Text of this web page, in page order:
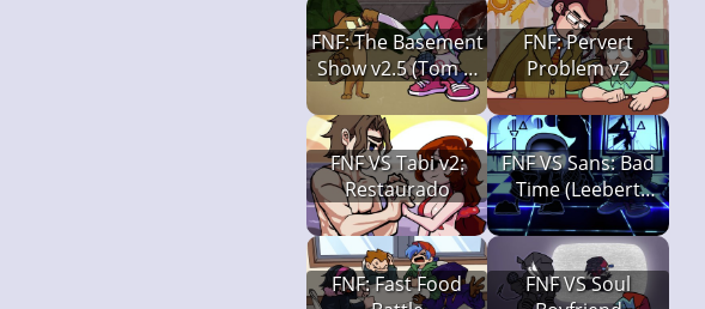
FNF: The Basement
Show v2.5 (Tom &
Jerry Creepypasta)
FNF: Pervert
Problem v2
FNF VS Tabi v2:
Restaurado
FNF VS Sans: Bad
Time (Leebert
Remix)
FNF: Fast Food
FNF VS Soul